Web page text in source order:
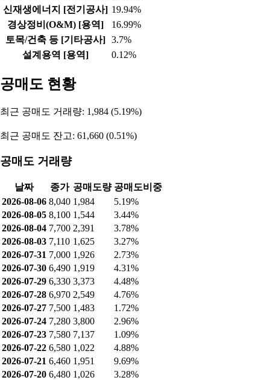
신재생에너지 [전기공사] 19.94%
경상정비(O&M) [용역]
16.99%
토목/건축 등 [기타공사] 3.7%
설계용역 [용역]
0.12%
공매도 현황
최근 공매도 거래량: 1,984 (5.19%)
최근 공매도 잔고: 61,660 (0.51%)
공매도 거래량
날짜 종가 공매도량 공매도비중
2026-08-06 8,040 1,984
5.19%
2026-08-05 8,100 1,544
3.44%
2026-08-04 7,700 2,391
3.78%
2026-08-03 7,110 1,625
3.27%
2026-07-31 7,000 1,926
2.73%
2026-07-30 6,490 1,919
4.31%
2026-07-29 6,330 3,373
4.48%
2026-07-28 6,970 2,549
4.76%
2026-07-27 7,500 1,483
1.72%
2026-07-24 7,280 3,800
2.96%
2026-07-23 7,580 7,137
1.09%
2026-07-22 6,580 1,022
4.88%
2026-07-21 6,460 1,951
9.69%
2026-07-20 6,480 1,026
3.28%